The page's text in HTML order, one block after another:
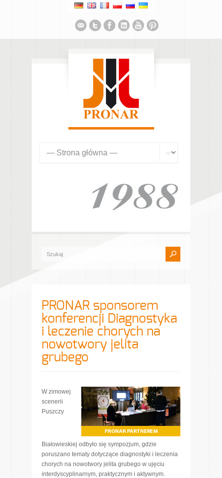
PRONAR sponsorem
konferencji Diagnostyka
i leczenie chorych na
nowotwory jelita
grubego
W zimowej
scenerii
Puszczy
Białowieskiej odbyło się sympozjum, gdzie
poruszano tematy dotyczące diagnostyki i leczenia
chorych na nowotwory jelita grubego w ujęciu
interdyscyplinarnym, praktycznym i aktywnym.